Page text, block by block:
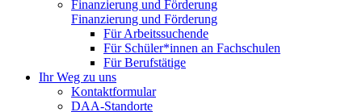
Finanzierung und Förderung
Finanzierung und Förderung
Für Arbeitssuchende
Für Schüler*innen an Fachschulen
Für Berufstätige
Ihr Weg zu uns
Kontaktformular
DAA-Standorte